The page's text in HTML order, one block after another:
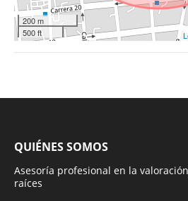
200 m
500 ft
QUIÉNES SOMOS
Asesoría profesional en la
raíces